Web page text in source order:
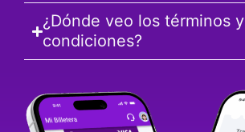
¿Dónde veo los términos y
condiciones?